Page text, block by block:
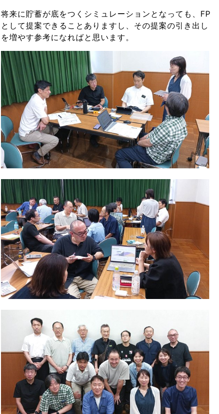
将来に貯蓄が底をつくシミュレーションとなっても、FP
として提案できることありますし、その提案の引き出し
を増やす参考になればと思います。